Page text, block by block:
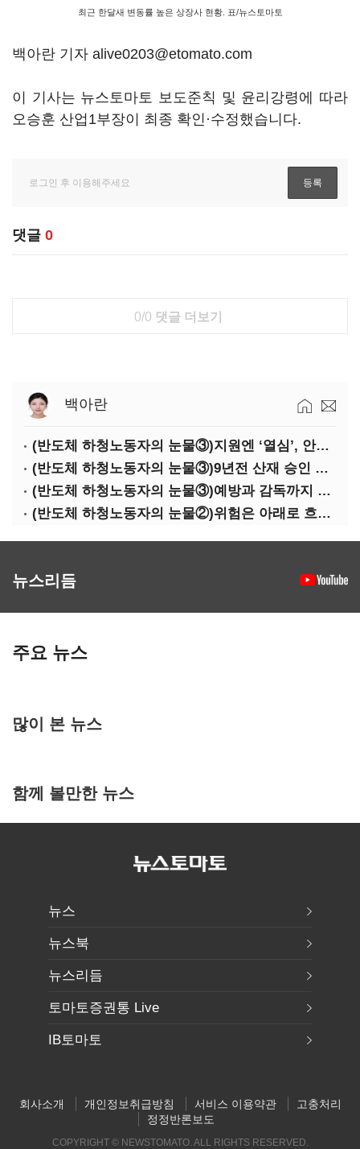
최근 한달새 변동률 높은 상장사 현황. 표/뉴스토마토
백아란 기자 alive0203@etomato.com
이 기사는 뉴스토마토 보도준칙 및 윤리강령에 따라
오승훈 산업1부장이 최종 확인·수정했습니다.
댓글 0
0/0 댓글 더보기
백아란
(반도체 하청노동자의 눈물③)지원엔 ‘열심’, 안전엔 ‘무심’
(반도체 하청노동자의 눈물③)9년전 산재 승인 간소화 제도…현장선 ‘문턱’ 여전
(반도체 하청노동자의 눈물③)예방과 감독까지 기업 책임
(반도체 하청노동자의 눈물②)위험은 아래로 흐른다
뉴스리듬
주요 뉴스
많이 본 뉴스
함께 볼만한 뉴스
뉴스
뉴스북
뉴스리듬
토마토증권통 Live
IB토마토
회사소개 개인정보취급방침 서비스 이용약관
고충처리
정정반론보도
COPYRIGHT © NEWSTOMATO. ALL RIGHTS RESERVED.